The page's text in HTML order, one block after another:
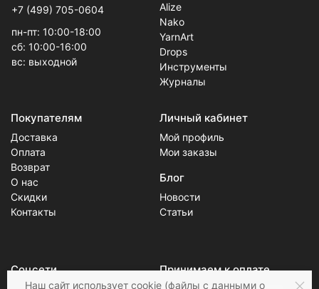
+7 (499) 705-0604
пн-пт: 10:00-18:00
сб: 10:00-16:00
вс: выходной
Alize
Nako
YarnArt
Drops
Инструменты
Журналы
Покупателям
Доставка
Оплата
Возврат
О нас
Скидки
Контакты
Личный кабинет
Мой профиль
Мои заказы
Блог
Новости
Статьи
Соцсети Принимаем к оплате
Наш сайт использует cookie (файлы с данными о